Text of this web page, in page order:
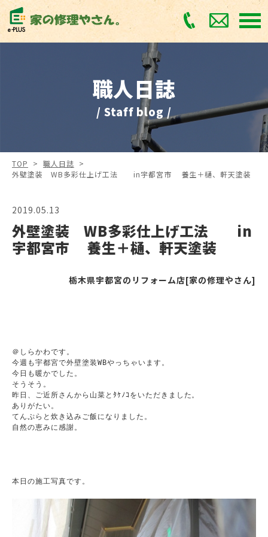
職人日誌
/ Staff blog /
TOP > 職人日誌 >
外壁塗装 WB多彩仕上げ工法 in宇都宮市 養生＋樋、軒天塗装
2019.05.13
外壁塗装 WB多彩仕上げ工法 in
宇都宮市 養生＋樋、軒天塗装
栃木県宇都宮のリフォーム店[家の修理やさん]
＠しらかわです。
今週も宇都宮で外壁塗装WBやっちゃいます。
今日も暖かでした。
そうそう。
昨日、ご近所さんから山菜とﾀｹﾉｺをいただきました。
ありがたい。
てんぷらと炊き込みご飯になりました。
自然の恵みに感謝。